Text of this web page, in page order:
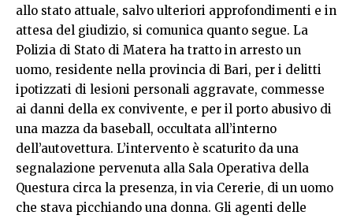
allo stato attuale, salvo ulteriori approfondimenti e in
attesa del giudizio, si comunica quanto segue. La
Polizia di Stato di Matera ha tratto in arresto un
uomo, residente nella provincia di Bari, per i delitti
ipotizzati di lesioni personali aggravate, commesse
ai danni della ex convivente, e per il porto abusivo di
una mazza da baseball, occultata all’interno
dell’autovettura. L’intervento è scaturito da una
segnalazione pervenuta alla Sala Operativa della
Questura circa la presenza, in via Cererie, di un uomo
che stava picchiando una donna. Gli agenti delle